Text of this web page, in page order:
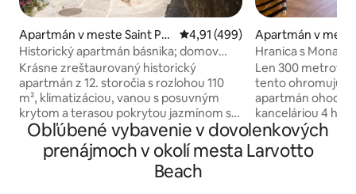
Apartmán v meste Saint Pa
ul de Vence
Priemerné ohodnotenie 4,91 z
4,91 (499)
Historický apartmán básnika; domov
Jacquesa Preverta
Krásne zreštaurovaný historický
apartmán z 12. storočia s rozlohou 110
m², klimatizáciou, vanou s posuvným
krytom a terasou pokrytou jazmínom s
výhľadom na more a hory v srdci
stredovekej dediny. V 40. rokoch 20.
storočia bol vo vlastníctve legendárneho
francúzskeho básnika, spisovateľa a
Apartmán v
Hranica s
výhľadom na
Len 300 metrov
tento ohromujúci
apartmán
kanceláriou 4
výhľad na more,
hotelový apartmán Užite si
atmosféru s
Obľúbené vybavenie v dovolenkových
prenájmoch v okolí mesta Larvotto
Beach